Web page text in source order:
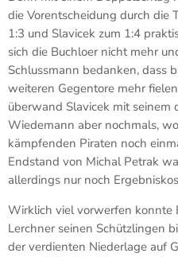
die Vorentscheidung durch die
1:3 und Slavicek zum 1:4
sich die Buchloer nicht mehr
Schlussmann bedanken, dass
weiteren Gegentore mehr
überwand Slavicek mit seinem
Wiedemann aber nochmals,
kämpfenden Piraten noch
Endstand von Michal Petrak
allerdings nur noch
Wirklich viel vorwerfen konnte
Lerchner seinen Schützlingen
der verdienten Niederlage auf